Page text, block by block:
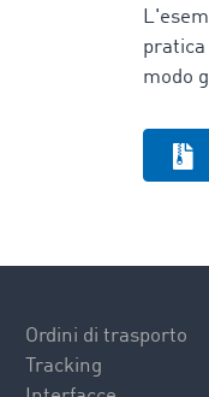
modo
Ordini di trasporto
Tracking